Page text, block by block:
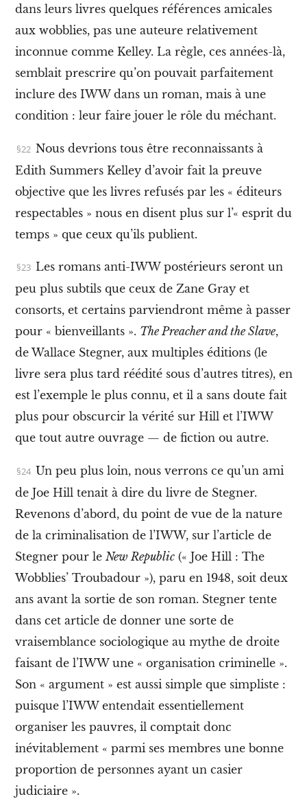
dans leurs livres quelques références amicales
aux wobblies, pas une auteure relativement
inconnue comme Kelley. La règle, ces années-là,
semblait prescrire qu’on pouvait parfaitement
inclure des IWW dans un roman, mais à une
condition : leur faire jouer le rôle du méchant.
Nous devrions tous être reconnaissants à
Edith Summers Kelley d’avoir fait la preuve
objective que les livres refusés par les « éditeurs
respectables » nous en disent plus sur l’« esprit du
temps » que ceux qu’ils publient.
Les romans anti-IWW postérieurs seront un
peu plus subtils que ceux de Zane Gray et
consorts, et certains parviendront même à passer
pour « bienveillants ». The Preacher and the Slave,
de Wallace Stegner, aux multiples éditions (le
livre sera plus tard réédité sous d’autres titres), en
est l’exemple le plus connu, et il a sans doute fait
plus pour obscurcir la vérité sur Hill et l’IWW
que tout autre ouvrage — de fiction ou autre.
Un peu plus loin, nous verrons ce qu’un ami
de Joe Hill tenait à dire du livre de Stegner.
Revenons d’abord, du point de vue de la nature
de la criminalisation de l’IWW, sur l’article de
Stegner pour le New Republic(« Joe Hill : The
Wobblies’ Troubadour »), paru en 1948, soit deux
ans avant la sortie de son roman. Stegner tente
dans cet article de donner une sorte de
vraisemblance sociologique au mythe de droite
faisant de l’IWW une « organisation criminelle ».
Son « argument » est aussi simple que simpliste :
puisque l’IWW entendait essentiellement
organiser les pauvres, il comptait donc
inévitablement « parmi ses membres une bonne
proportion de personnes ayant un casier
judiciaire ».
I
.
o
e
H
i
l
l
s
w
o
b
b
l
e
e
l
a
e
t
G
n
e
r
t
i
o
n
X
I
V
L
a
p
o
é
s
i
w
o
b
b
l
y
e
n
t